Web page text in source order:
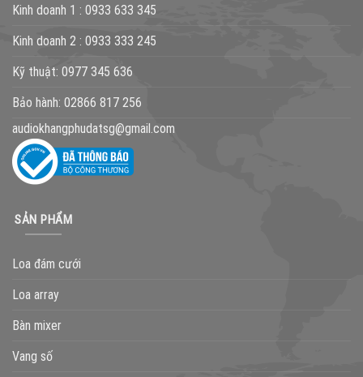
Kinh doanh 1 : 0933 633 345
Kinh doanh 2 : 0933 333 245
Kỹ thuật: 0977 345 636
Bảo hành: 02866 817 256
audiokhangphudatsg@gmail.com
SẢN PHẨM
Loa đám cưới
Loa array
Bàn mixer
Vang số